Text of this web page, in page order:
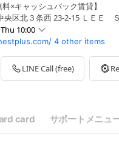
料×キャッシュバック賃貸】
央区北３条西 23-2-15 ＬＥＥ
10:00
客様のご予定に合わせて営業中
4 other items
LINE Call (free)
card サポートメニュ